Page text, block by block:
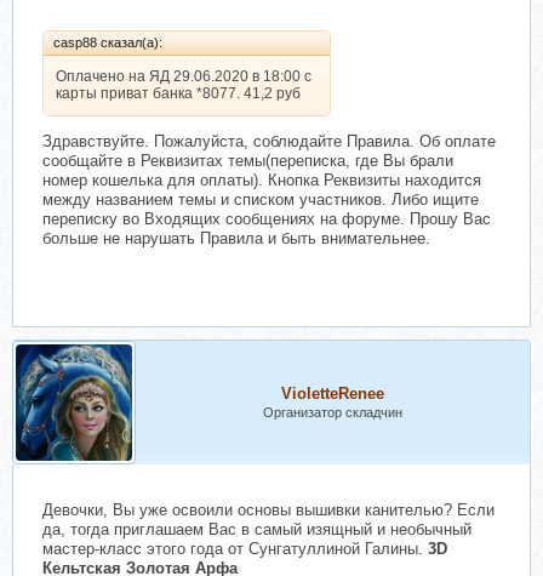
casp88 сказал(а):
Оплачено на ЯД 29.06.2020 в 18:00 с
карты приват банка *8077. 41,2 руб
Здравствуйте. Пожалуйста, соблюдайте Правила. Об оплате
сообщайте в Реквизитах темы(переписка, где Вы брали
номер кошелька для оплаты). Кнопка Реквизиты находится
между названием темы и списком участников. Либо ищите
переписку во Входящих сообщениях на форуме. Прошу Вас
больше не нарушать Правила и быть внимательнее.
VioletteRenee
Организатор складчин
Девочки, Вы уже освоили основы вышивки канителью? Если
да, тогда приглашаем Вас в самый изящный и необычный
мастер-класс этого года от Сунгатуллиной Галины. 3D
Кельтская Золотая Арфа